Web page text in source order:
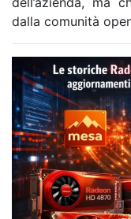
dalla comunità